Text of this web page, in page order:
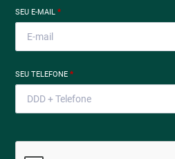
SEU E-MAIL*
SEU TELEFONE*